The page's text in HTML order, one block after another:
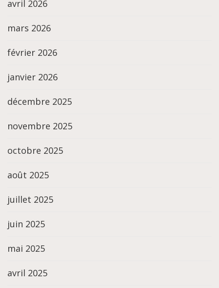
avril 2026
mars 2026
février 2026
janvier 2026
décembre 2025
novembre 2025
octobre 2025
août 2025
juillet 2025
juin 2025
mai 2025
avril 2025